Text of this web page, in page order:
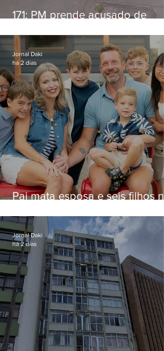
171: PM prende acusado de
Niterói
Pai mata esposa e seis filhos
Jornal Daki
há 2 dias
Jornal Daki
há 2 dias